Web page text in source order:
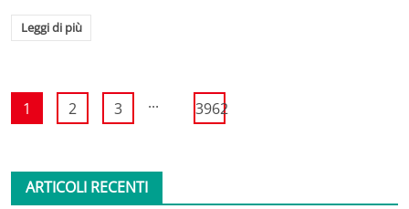
Leggi di più
1 2 3 ... 3962
ARTICOLI RECENTI